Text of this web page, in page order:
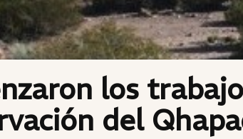
los
del